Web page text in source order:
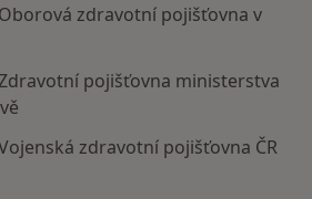
zdravotní pojišťovna v
pojišťovna ministerstva
zdravotní pojišťovna ČR